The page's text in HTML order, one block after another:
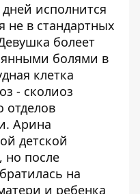
исполнится
не в стандартных
болеет
болями в
клетка
- сколиоз
отделов
Арина
детской
но после
на
и ребенка